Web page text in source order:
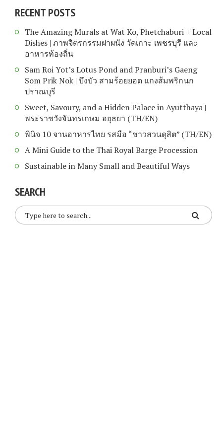
RECENT POSTS
The Amazing Murals at Wat Ko, Phetchaburi + Local
Dishes | ภาพจิตรกรรมฝาผนัง วัดเกาะ เพชรบุรี และ
อาหารท้องถิ่น
Sam Roi Yot’s Lotus Pond and Pranburi’s Gaeng
Som Prik Nok | บึงบัว สามร้อยยอด แกงส้มพริกนก
ปราณบุรี
Sweet, Savoury, and a Hidden Palace in Ayutthaya |
พระราชวังจันทรเกษม อยุธยา (TH/EN)
พินิจ 10 จานอาหารไทย รสมือ “ชาวสวนดุสิต” (TH/EN)
A Mini Guide to the Thai Royal Barge Procession
Sustainable in Many Small and Beautiful Ways
SEARCH